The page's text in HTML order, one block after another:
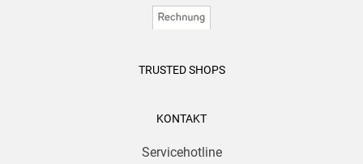
TRUSTED SHOPS
KONTAKT
Servicehotline